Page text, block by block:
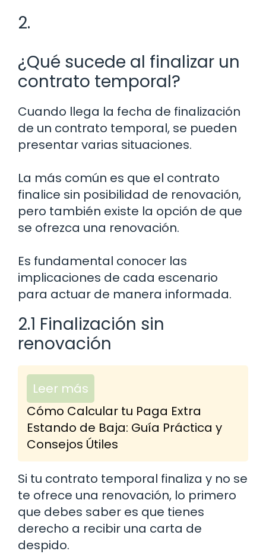
2.
¿Qué sucede al finalizar un
contrato temporal?
Cuando llega la fecha de finalización
de un contrato temporal, se pueden
presentar varias situaciones.
La más común es que el contrato
finalice sin posibilidad de renovación,
pero también existe la opción de que
se ofrezca una renovación.
Es fundamental conocer las
implicaciones de cada escenario
para actuar de manera informada.
2.1 Finalización sin
renovación
Leer más
Cómo Calcular tu Paga Extra
Estando de Baja: Guía Práctica y
Consejos Útiles
Si tu contrato temporal finaliza y no se
te ofrece una renovación, lo primero
que debes saber es que tienes
derecho a recibir una carta de
despido.